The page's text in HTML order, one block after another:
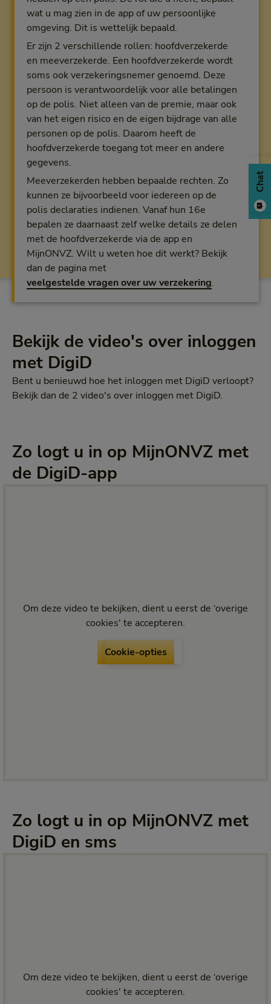
wat u mag zien in de app of uw persoonlijke
omgeving. Dit is wettelijk bepaald.
Er zijn 2 verschillende rollen: hoofdverzekerde
en meeverzekerde. Een hoofdverzekerde wordt
soms ook verzekeringsnemer genoemd. Deze
persoon is verantwoordelijk voor alle betalingen
op de polis. Niet alleen van de premie, maar ook
van het eigen risico en de eigen bijdrage van alle
personen op de polis. Daarom heeft de
hoofdverzekerde toegang tot meer en andere
gegevens.
Meeverzekerden hebben bepaalde rechten. Zo
kunnen ze bijvoorbeeld voor iedereen op de
polis declaraties indienen. Vanaf hun 16e
bepalen ze daarnaast zelf welke details ze delen
met de hoofdverzekerde via de app en
MijnONVZ. Wilt u weten hoe dit werkt? Bekijk
dan de pagina met
veelgestelde vragen over uw verzekering.
Bekijk de video's over inloggen
met DigiD
Bent u benieuwd hoe het inloggen met DigiD verloopt?
Bekijk dan de 2 video's over inloggen met DigiD.
Zo logt u in op MijnONVZ met
de DigiD-app
Om deze video te bekijken, dient u eerst de ‘overige
cookies' te accepteren.
Cookie-optiesCookie-opties
Zo logt u in op MijnONVZ met
DigiD en sms
Om deze video te bekijken, dient u eerst de ‘overige
cookies' te accepteren.
Chat